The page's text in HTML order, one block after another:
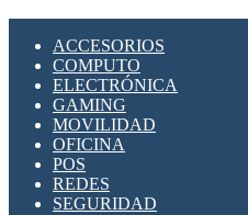
ACCESORIOS
COMPUTO
ELECTRÓNICA
GAMING
MOVILIDAD
OFICINA
POS
REDES
SEGURIDAD